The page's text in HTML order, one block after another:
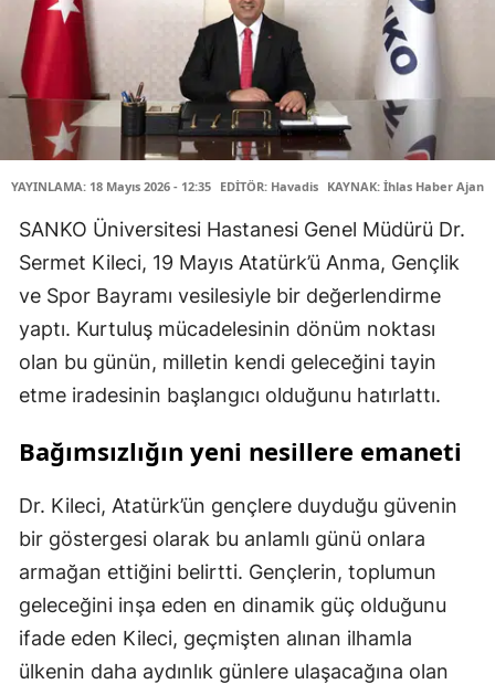
YAYINLAMA: 18 Mayıs 2026 - 12:35 EDİTÖR: Havadis KAYNAK: İhlas Haber Ajansı
SANKO Üniversitesi Hastanesi Genel Müdürü Dr.
Sermet Kileci, 19 Mayıs Atatürk’ü Anma, Gençlik
ve Spor Bayramı vesilesiyle bir değerlendirme
yaptı. Kurtuluş mücadelesinin dönüm noktası
olan bu günün, milletin kendi geleceğini tayin
etme iradesinin başlangıcı olduğunu hatırlattı.
Bağımsızlığın yeni nesillere emaneti
Dr. Kileci, Atatürk’ün gençlere duyduğu güvenin
bir göstergesi olarak bu anlamlı günü onlara
armağan ettiğini belirtti. Gençlerin, toplumun
geleceğini inşa eden en dinamik güç olduğunu
ifade eden Kileci, geçmişten alınan ilhamla
ülkenin daha aydınlık günlere ulaşacağına olan